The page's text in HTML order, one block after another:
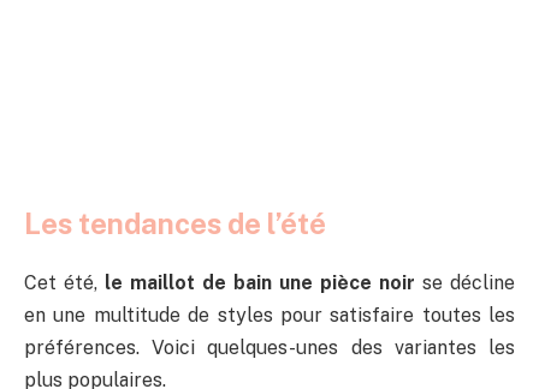
Les tendances de l’été
Cet été, le maillot de bain une pièce noir se décline
en une multitude de styles pour satisfaire toutes les
préférences. Voici quelques-unes des variantes les
plus populaires.